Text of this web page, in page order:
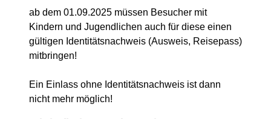
ab dem 01.09.2025 müssen Besucher mit
Kindern und Jugendlichen auch für diese einen
gültigen Identitätsnachweis (Ausweis, Reisepass)
mitbringen!
Ein Einlass ohne Identitätsnachweis ist dann
nicht mehr möglich!